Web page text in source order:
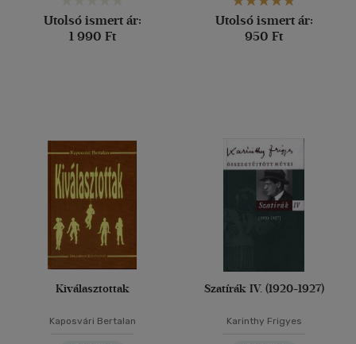
Utolsó ismert ár:
1 990 Ft
Utolsó ismert ár:
950 Ft
Kiválasztottak
Kaposvári Bertalan
Szatírák IV. (1920-1927)
Karinthy Frigyes